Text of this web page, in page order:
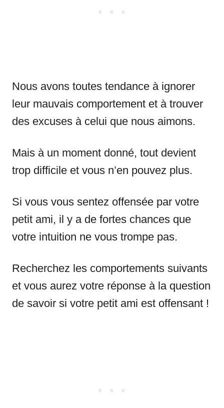
Nous avons toutes tendance à ignorer
leur mauvais comportement et à trouver
des excuses à celui que nous aimons.
Mais à un moment donné, tout devient
trop difficile et vous n’en pouvez plus.
Si vous vous sentez offensée par votre
petit ami, il y a de fortes chances que
votre intuition ne vous trompe pas.
Recherchez les comportements suivants
et vous aurez votre réponse à la question
de savoir si votre petit ami est offensant !